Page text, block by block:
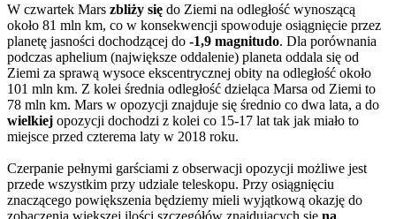
W czwartek Mars zbliży się do Ziemi na odległość wynoszącą
około 81 mln km, co w konsekwencji spowoduje osiągnięcie przez
planetę jasności dochodzącej do -1,9 magnitudo. Dla porównania
podczas aphelium (największe oddalenie) planeta oddala się od
Ziemi za sprawą wysoce ekscentrycznej obity na odległość około
101 mln km. Z kolei średnia odległość dzieląca Marsa od Ziemi to
78 mln km. Mars w opozycji znajduje się średnio co dwa lata, a do
wielkiej opozycji dochodzi z kolei co 15-17 lat tak jak miało to
miejsce przed czterema laty w 2018 roku.
Czerpanie pełnymi garściami z obserwacji opozycji możliwe jest
przede wszystkim przy udziale teleskopu. Przy osiągnięciu
znaczącego powiększenia będziemy mieli wyjątkową okazję do
zobaczenia większej ilości szczegółów znajdujących się na